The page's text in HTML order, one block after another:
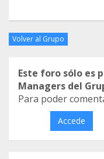
Volver al Grupo
Este foro sólo es
Managers del
Para poder
Accede